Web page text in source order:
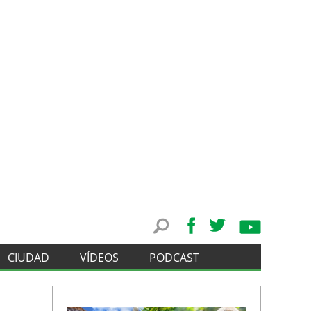
CIUDAD VÍDEOS PODCAST